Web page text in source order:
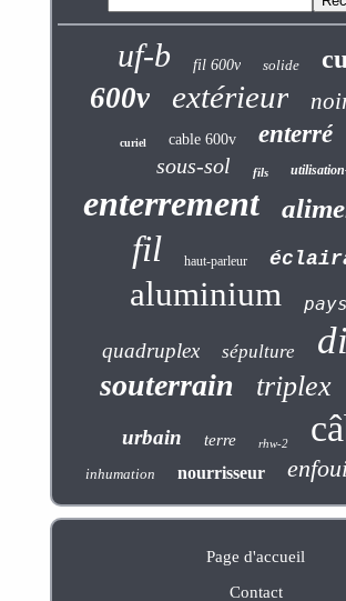
uf-b fil 600v solide
600v extérieur
curiel cable 600v enterré
sous-sol fils
enterrement
fil haut-parleur
aluminium
quadruplex sépulture
souterrain triplex
urbain terre rhw-2
inhumation nourrisseur
Page d'accueil
Contact